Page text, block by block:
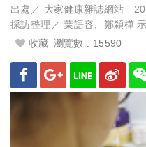
出處／ 大家健康雜誌網站
採訪整理／ 葉語容、鄭穎樺
收藏 瀏覽數 : 15590